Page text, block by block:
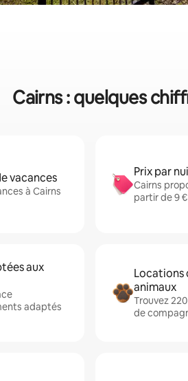
Cairns : quelques
vacances
à Cairns
Prix par
Cairns
partir de 9
aux
adaptés
Locations
animaux
Trouvez
de